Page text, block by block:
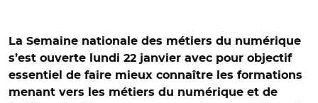
La Semaine nationale des métiers du numérique
s’est ouverte lundi 22 janvier avec pour objectif
essentiel de faire mieux connaître les formations
menant vers les métiers du numérique et de